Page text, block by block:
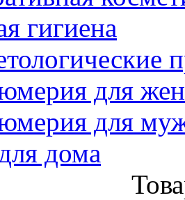
гигиена
для
для
дома